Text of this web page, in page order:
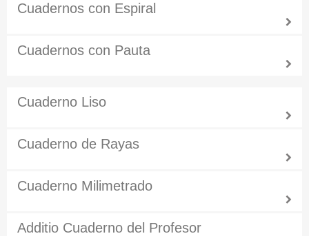
Cuadernos con Espiral
Cuadernos con Pauta
Cuaderno Liso
Cuaderno de Rayas
Cuaderno Milimetrado
Additio Cuaderno del Profesor